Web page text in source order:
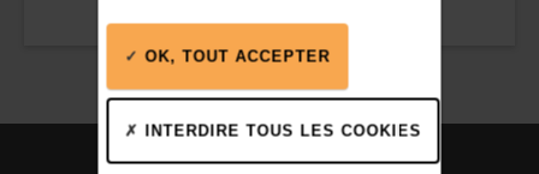
OK, TOUT ACCEPTER
INTERDIRE TOUS LES COOKIES